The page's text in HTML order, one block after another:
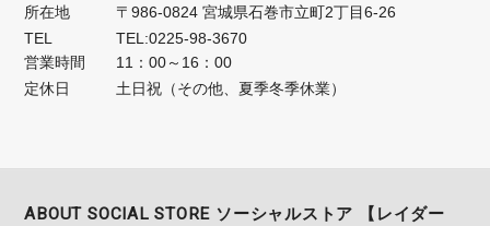
所在地
〒986-0824 宮城県石巻市立町2丁目6-26
TEL
TEL:0225-98-3670
営業時間
11：00～16：00
定休日
土日祝（その他、夏季冬季休業）
ABOUT SOCIAL STORE ソーシャルストア 【レイダー